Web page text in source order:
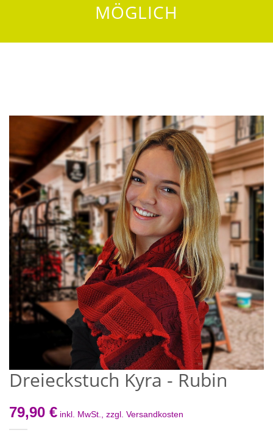
MÖGLICH
Dreieckstuch Kyra - Rubin
79,90 € inkl. MwSt., zzgl. Versandkosten